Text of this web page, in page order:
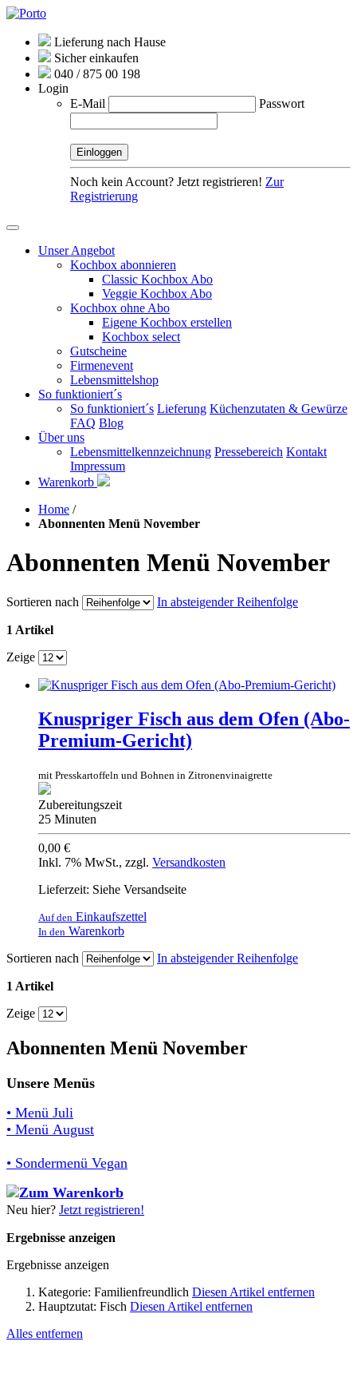
Lieferung nach Hause
Sicher einkaufen
040 / 875 00 198
Login
E-Mail
Passwort
Noch kein Account? Jetzt registrieren! Zur
Registrierung
Unser Angebot
Kochbox abonnieren
Classic Kochbox Abo
Veggie Kochbox Abo
Kochbox ohne Abo
Eigene Kochbox erstellen
Kochbox select
Gutscheine
Firmenevent
Lebensmittelshop
So funktioniert´s
So funktioniert´s Lieferung Küchenzutaten & Gewürze
FAQ Blog
Über uns
Lebensmittelkennzeichnung Pressebereich Kontakt
Impressum
Warenkorb
Home /
Abonnenten Menü November
Abonnenten Menü November
Sortieren nach In absteigender Reihenfolge
1 Artikel
Zeige
Knuspriger Fisch aus dem Ofen (Abo-
Premium-Gericht)
mit Presskartoffeln und Bohnen in Zitronenvinaigrette
Zubereitungszeit
25 Minuten
0,00 €
Inkl. 7% MwSt., zzgl. Versandkosten
Lieferzeit: Siehe Versandseite
Auf den Einkaufszettel
In den Warenkorb
Sortieren nach
In absteigender Reihenfolge
1 Artikel
Zeige
Abonnenten Menü November
Unsere Menüs
• Menü Juli
• Menü August
• Sondermenü Vegan
Neu hier? Jetzt registrieren!
Ergebnisse anzeigen
Ergebnisse anzeigen
Kategorie: Familienfreundlich Diesen Artikel entfernen
Hauptzutat: Fisch Diesen Artikel entfernen
Alles entfernen